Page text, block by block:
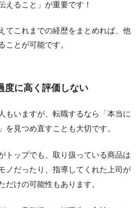
えること」 が重要です！
てこれまでの経歴をまとめれば、他
ことが可能です。
度に高く評価しない
もいますが、転職するなら
「本当に
を見つめ直すことも大切です。
トップでも、取り扱っている商品は
ノだったり、指導してくれた上司が
だけの可能性もあります。